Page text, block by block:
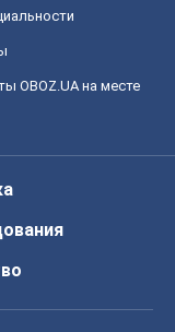
OBOZ.UA на месте